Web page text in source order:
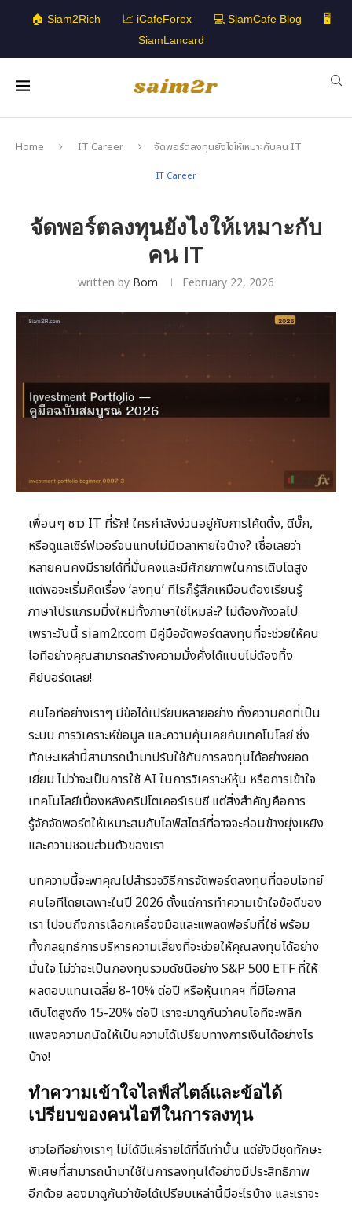
🏠 Siam2Rich 📈 iCafeForex 💻 SiamCafe Blog
🖥️
SiamLancard
Home IT Career จัดพอร์ตลงทุนยังไงให้เหมาะกับคน IT
IT Career
จัดพอร์ตลงทุนยังไงให้เหมาะกับ
คน IT
written by Bom February 22, 2026
เพื่อนๆ ชาว IT ที่รัก! ใครกำลังง่วนอยู่กับการโค้ดดิ้ง, ดีบั๊ก,
หรือดูแลเซิร์ฟเวอร์จนแทบไม่มีเวลาหายใจบ้าง? เชื่อเลยว่า
หลายคนคงมีรายได้ที่มั่นคงและมีศักยภาพในการเติบโตสูง
แต่พอจะเริ่มคิดเรื่อง ‘ลงทุน’ ทีไรก็รู้สึกเหมือนต้องเรียนรู้
ภาษาโปรแกรมมิ่งใหม่ทั้งภาษาใช่ไหมล่ะ? ไม่ต้องกังวลไป
เพราะวันนี้ siam2r.com มีคู่มือจัดพอร์ตลงทุนที่จะช่วยให้คน
ไอทีอย่างคุณสามารถสร้างความมั่งคั่งได้แบบไม่ต้องทิ้ง
คีย์บอร์ดเลย!
คนไอทีอย่างเราๆ มีข้อได้เปรียบหลายอย่าง ทั้งความคิดที่เป็น
ระบบ การวิเคราะห์ข้อมูล และความคุ้นเคยกับเทคโนโลยี ซึ่ง
ทักษะเหล่านี้สามารถนำมาปรับใช้กับการลงทุนได้อย่างยอด
เยี่ยม ไม่ว่าจะเป็นการใช้ AI ในการวิเคราะห์หุ้น หรือการเข้าใจ
เทคโนโลยีเบื้องหลังคริปโตเคอร์เรนซี แต่สิ่งสำคัญคือการ
รู้จักจัดพอร์ตให้เหมาะสมกับไลฟ์สไตล์ที่อาจจะค่อนข้างยุ่งเหยิง
และความชอบส่วนตัวของเรา
บทความนี้จะพาคุณไปสำรวจวิธีการจัดพอร์ตลงทุนที่ตอบโจทย์
คนไอทีโดยเฉพาะในปี 2026 ตั้งแต่การทำความเข้าใจข้อดีของ
เรา ไปจนถึงการเลือกเครื่องมือและแพลตฟอร์มที่ใช่ พร้อม
ทั้งกลยุทธ์การบริหารความเสี่ยงที่จะช่วยให้คุณลงทุนได้อย่าง
มั่นใจ ไม่ว่าจะเป็นกองทุนรวมดัชนีอย่าง S&P 500 ETF ที่ให้
ผลตอบแทนเฉลี่ย 8-10% ต่อปี หรือหุ้นเทคฯ ที่มีโอกาส
เติบโตสูงถึง 15-20% ต่อปี เราจะมาดูกันว่าคนไอทีจะพลิก
แพลงความถนัดให้เป็นความได้เปรียบทางการเงินได้อย่างไร
บ้าง!
ทำความเข้าใจไลฟ์สไตล์และข้อได้
เปรียบของคนไอทีในการลงทุน
ชาวไอทีอย่างเราๆ ไม่ได้มีแค่รายได้ที่ดีเท่านั้น แต่ยังมีชุดทักษะ
พิเศษที่สามารถนำมาใช้ในการลงทุนได้อย่างมีประสิทธิภาพ
อีกด้วย ลองมาดูกันว่าข้อได้เปรียบเหล่านี้มีอะไรบ้าง และเราจะ